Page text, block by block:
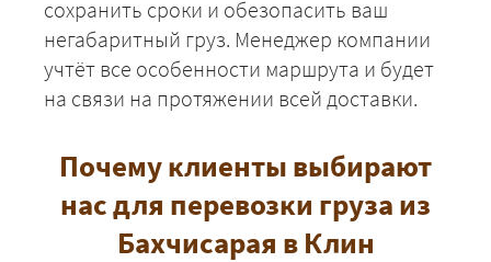
сохранить сроки и обезопасить ваш
негабаритный груз. Менеджер компании
учтёт все особенности маршрута и будет
на связи на протяжении всей доставки.
Почему клиенты выбирают
нас для перевозки груза из
Бахчисарая в Клин